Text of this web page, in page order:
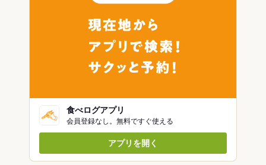
食べログアプリ
会員登録なし。無料ですぐ使える
アプリを開く